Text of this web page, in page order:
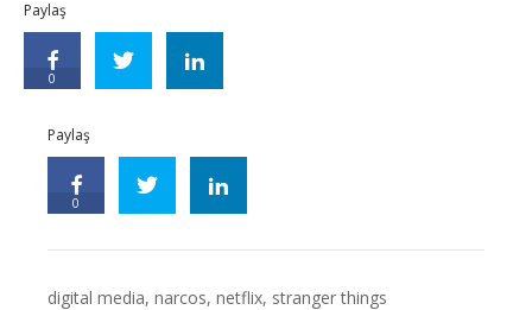
Paylaş
0
Paylaş
0
digital media,narcos,netflix, stranger things